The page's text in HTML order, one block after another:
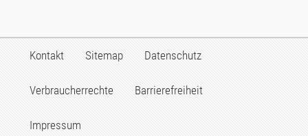
Kontakt Sitemap Datenschutz
Verbraucherrechte Barrierefreiheit
Impressum